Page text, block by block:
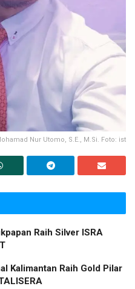
Nur Utomo, S.E., M.Si. Foto: ist
Raih Silver ISRA
Kalimantan Raih Gold Pilar